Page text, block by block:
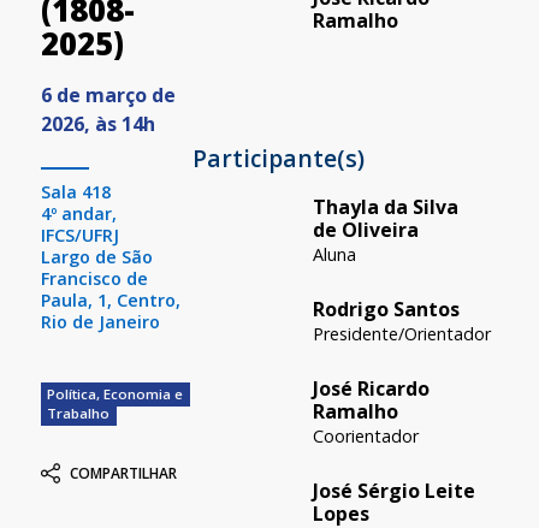
(1808-
2025)
6 de março de
2026, às 14h
Sala 418
4º andar,
IFCS/UFRJ
Largo de São
Francisco de
Paula, 1, Centro,
Rio de Janeiro
Política, Economia e
Trabalho
COMPARTILHAR
Ramalho
Participante(s)
Thayla da Silva
de Oliveira
Aluna
Rodrigo Santos
Presidente/Orientador
José Ricardo
Ramalho
Coorientador
José Sérgio Leite
Lopes